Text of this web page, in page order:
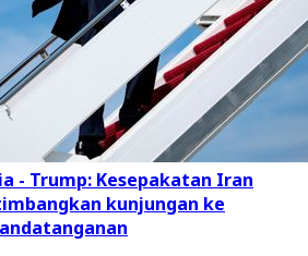
- Trump: Kesepakatan Iran
kunjungan ke